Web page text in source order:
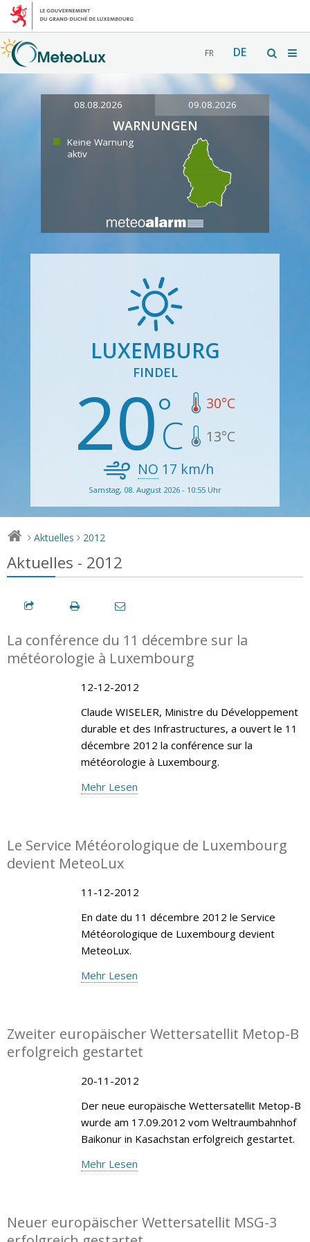
FR DE
08.08.2026 09.08.2026
WARNUNGEN
Keine Warnung
aktiv
LUXEMBURG
FINDEL
20 30°C
13°C
NO 17 km/h
Samstag, 08. August 2026 - 10:55 Uhr
> Aktuelles > 2012
Aktuelles - 2012
La conférence du 11 décembre sur la
météorologie à Luxembourg
12-12-2012
Claude WISELER, Ministre du Développement
durable et des Infrastructures, a ouvert le 11
décembre 2012 la conférence sur la
météorologie à Luxembourg.
Mehr Lesen
Le Service Météorologique de Luxembourg
devient MeteoLux
11-12-2012
En date du 11 décembre 2012 le Service
Météorologique de Luxembourg devient
MeteoLux.
Mehr Lesen
Zweiter europäischer Wettersatellit Metop-B
erfolgreich gestartet
20-11-2012
Der neue europäische Wettersatellit Metop-B
wurde am 17.09.2012 vom Weltraumbahnhof
Baikonur in Kasachstan erfolgreich gestartet.
Mehr Lesen
Neuer europäischer Wettersatellit MSG-3